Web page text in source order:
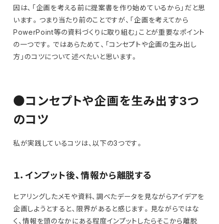
因は、「企画を考える前に提案書を作り始めているから」だと思
います。つまり当たり前のことですが、「企画を考えてから
PowerPoint等の資料づくりに取り組む」ことが重要なポイント
の一つです。ではあらためて、「コンセプトや企画の生み出し
方」のコツについて述べたいと思います。
●コンセプトや企画を生み出す3つ
のコツ
私が実践しているコツは、以下の3つです。
１．インプット後、情報から離脱する
ヒアリングしたメモや資料、調べたデータを見ながらアイデアを
企画しようとすると、限界があると感じます。見ながらではな
く、情報を頭のなかにある程度インプットしたらそこから離脱